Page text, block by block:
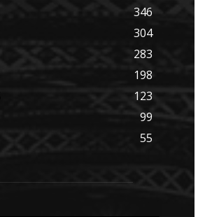
346
304
283
198
123
99
55